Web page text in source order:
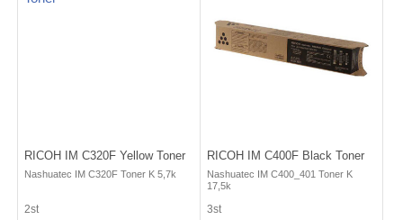
RICOH IM C320F Yellow Toner
Nashuatec IM C320F Toner K 5,7k
2st
RICOH IM C400F Black Toner
Nashuatec IM C400_401 Toner K
17,5k
3st